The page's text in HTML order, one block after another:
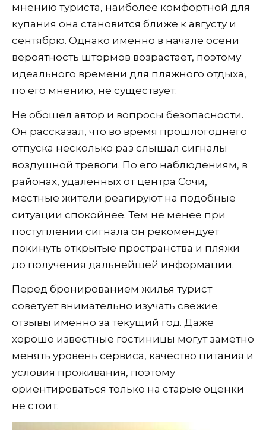
мнению туриста, наиболее комфортной для
купания она становится ближе к августу и
сентябрю. Однако именно в начале осени
вероятность штормов возрастает, поэтому
идеального времени для пляжного отдыха,
по его мнению, не существует.
Не обошел автор и вопросы безопасности.
Он рассказал, что во время прошлогоднего
отпуска несколько раз слышал сигналы
воздушной тревоги. По его наблюдениям, в
районах, удаленных от центра Сочи,
местные жители реагируют на подобные
ситуации спокойнее. Тем не менее при
поступлении сигнала он рекомендует
покинуть открытые пространства и пляжи
до получения дальнейшей информации.
Перед бронированием жилья турист
советует внимательно изучать свежие
отзывы именно за текущий год. Даже
хорошо известные гостиницы могут заметно
менять уровень сервиса, качество питания и
условия проживания, поэтому
ориентироваться только на старые оценки
не стоит.